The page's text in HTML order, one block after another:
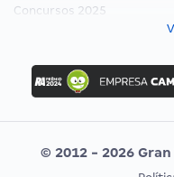
Concursos 2025
Concurso Ibama
Concurso MPU
Editais publicados
© 2012 - 2026